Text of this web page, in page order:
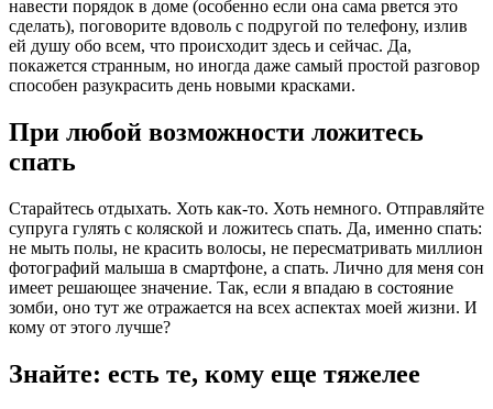
навести порядок в доме (особенно если она сама рвется это
сделать), поговорите вдоволь с подругой по телефону, излив
ей душу обо всем, что происходит здесь и сейчас. Да,
покажется странным, но иногда даже самый простой разговор
способен разукрасить день новыми красками.
При любой возможности ложитесь
спать
Старайтесь отдыхать. Хоть как-то. Хоть немного. Отправляйте
супруга гулять с коляской и ложитесь спать. Да, именно спать:
не мыть полы, не красить волосы, не пересматривать миллион
фотографий малыша в смартфоне, а спать. Лично для меня сон
имеет решающее значение. Так, если я впадаю в состояние
зомби, оно тут же отражается на всех аспектах моей жизни. И
кому от этого лучше?
Знайте: есть те, кому еще тяжелее